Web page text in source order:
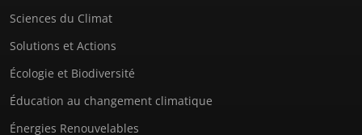
Sciences du Climat
Solutions et Actions
Écologie et Biodiversité
Éducation au changement climatique
Énergies Renouvelables